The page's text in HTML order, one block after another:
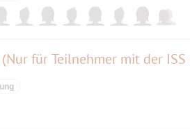
für Teilnehmer mit der ISS